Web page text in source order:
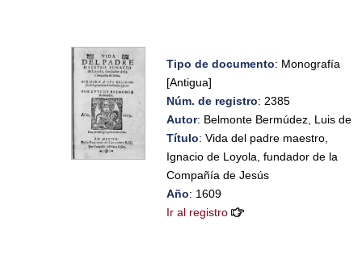
Tipo de documento: Monografía
[Antigua]
Núm. de registro: 2385
Autor: Belmonte Bermúdez, Luis de
Título: Vida del padre maestro,
Ignacio de Loyola, fundador de la
Compañía de Jesús
Año: 1609
Ir al registro